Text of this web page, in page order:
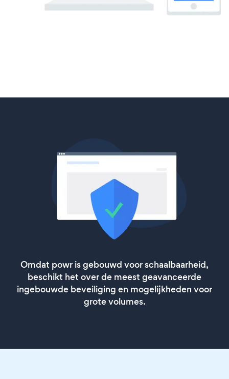
Omdat powr is gebouwd voor schaalbaarheid,
beschikt het over de meest geavanceerde
ingebouwde beveiliging en mogelijkheden voor
grote volumes.